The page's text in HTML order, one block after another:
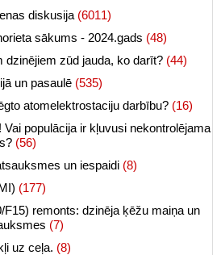
diskusija (6011)
sākums - 2024.gads (48)
dzinējiem zūd jauda, ko darīt? (44)
un pasaulē (535)
atomelektrostaciju darbību? (16)
populācija ir kļuvusi nekontrolējama
(56)
un iespaidi (8)
(177)
F15) remonts: dzinēja ķēžu maiņa un
(7)
uz ceļa. (8)